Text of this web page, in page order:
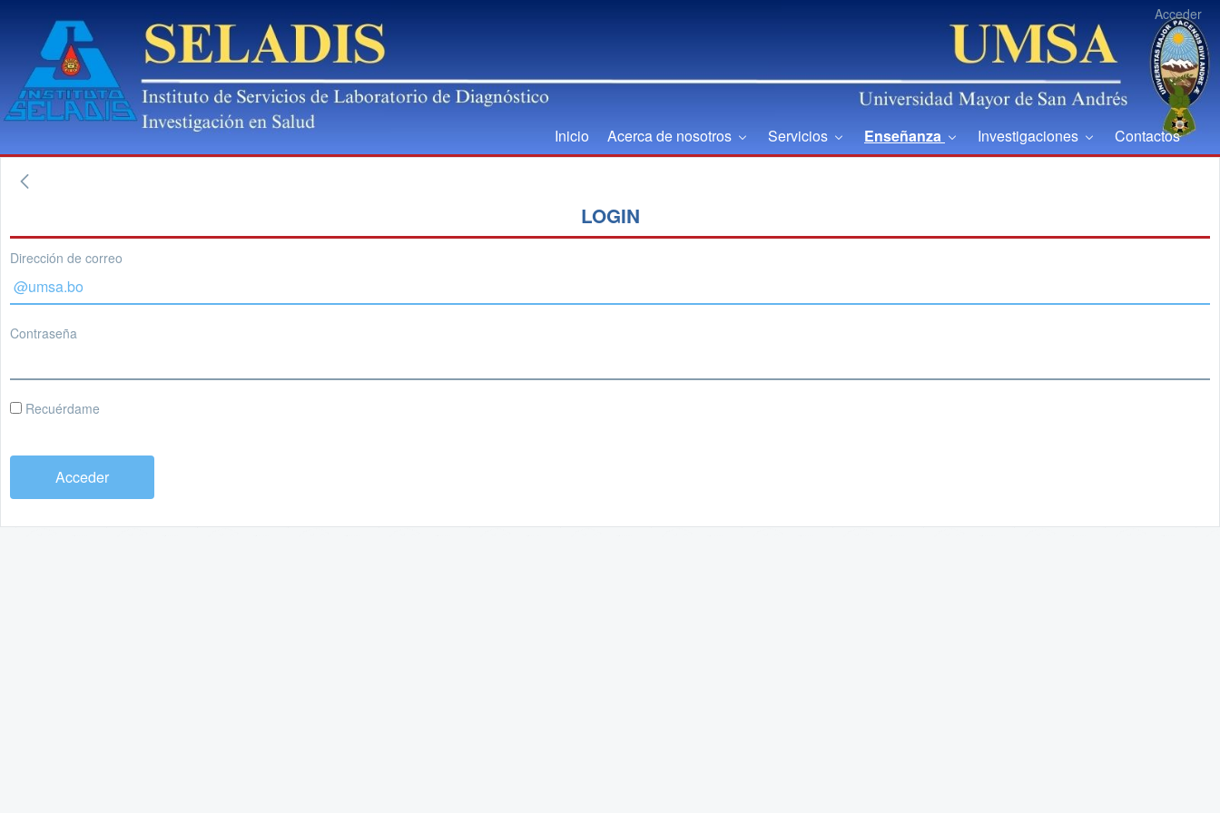
Acceder
Inicio Acerca de nosotros Servicios Enseñanza Investigaciones Contactos
LOGIN
Dirección de correo
Contraseña
Recuérdame
Acceder